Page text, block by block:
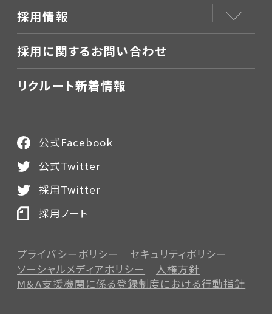
採用情報
採用に関するお問い合わせ
リクルート新着情報
プライバシーポリシー
セキュリティポリシー
ソーシャルメディアポリシー
人権方針
M＆A支援機関に係る登録制度における行動指針
公式Facebook
公式Twitter
採用Twitter
採用ノート